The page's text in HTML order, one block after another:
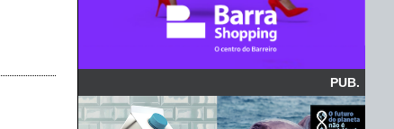
PUB.